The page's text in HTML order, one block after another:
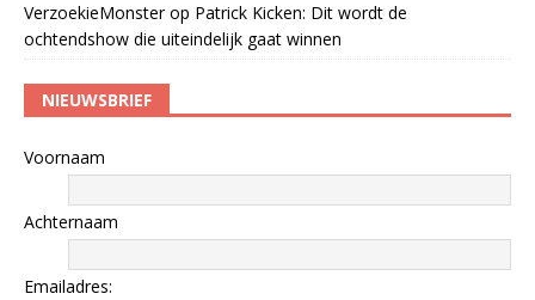
VerzoekieMonsterop Patrick Kicken: Dit wordt de
ochtendshow die uiteindelijk gaat winnen
NIEUWSBRIEF
Voornaam
Achternaam
Emailadres: